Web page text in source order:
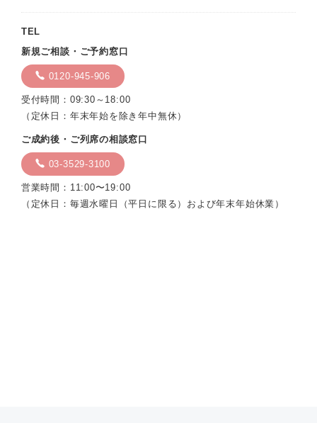
TEL
新規ご相談・ご予約窓口
0120-945-906
受付時間：09:30～18:00
（定休日：年末年始を除き年中無休）
ご成約後・ご列席の相談窓口
03-3529-3100
営業時間：11:00〜19:00
（定休日：毎週水曜日（平日に限る）および年末年始休業）